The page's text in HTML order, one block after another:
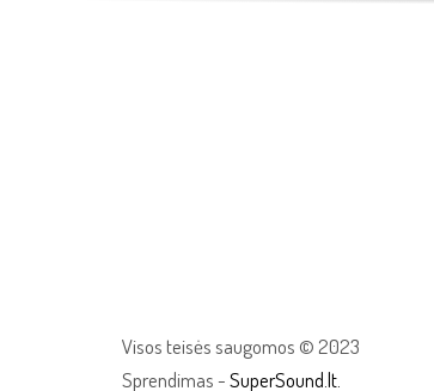
Visos teisės saugomos © 2023
Sprendimas -SuperSound.lt.